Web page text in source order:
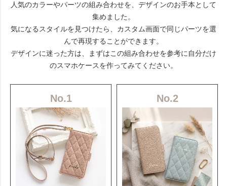
人気のカラーやパーツの組み合わせを、デザインのお手本として
集めました。
気になるスタイルを見つけたら、カスタム画面で同じパーツを選
んで再現することができます。
デザインに迷った方は、まずはこの組み合わせを参考に自分だけ
のスマホケースを作ってみてください。
No.1 No.2